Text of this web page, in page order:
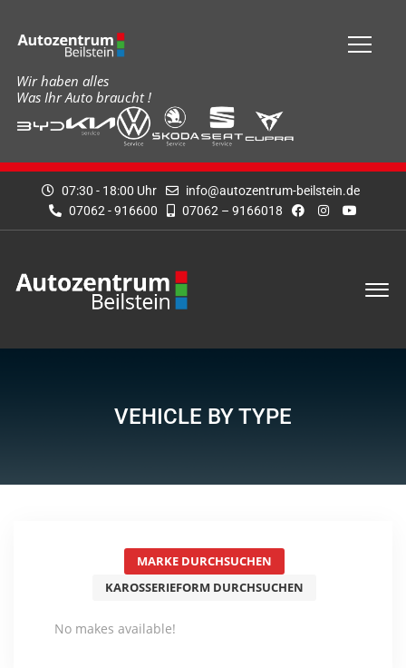
Wir haben alles
Was Ihr Auto braucht !
07:30 - 18:00 Uhr
info@autozentrum-beilstein.de
07062 - 916600
07062 – 9166018
VEHICLE BY TYPE
MARKE DURCHSUCHEN
KAROSSERIEFORM DURCHSUCHEN
No makes available!